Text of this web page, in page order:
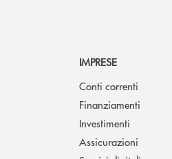
IMPRESE
Conti correnti
Finanziamenti
Investimenti
Assicurazioni